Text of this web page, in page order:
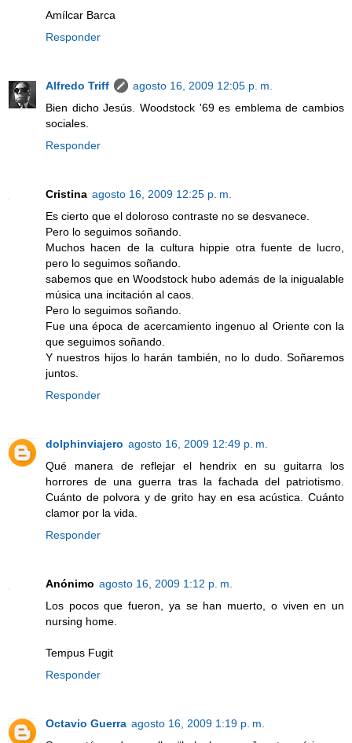
Amílcar Barca
Responder
Alfredo Triff
agosto 16, 2009 12:05 p. m.
Bien dicho Jesús. Woodstock '69 es emblema de cambios
sociales.
Responder
Cristina agosto 16, 2009 12:25 p. m.
Es cierto que el doloroso contraste no se desvanece.
Pero lo seguimos soñando.
Muchos hacen de la cultura hippie otra fuente de lucro,
pero lo seguimos soñando.
sabemos que en Woodstock hubo además de la inigualable
música una incitación al caos.
Pero lo seguimos soñando.
Fue una época de acercamiento ingenuo al Oriente con la
que seguimos soñando.
Y nuestros hijos lo harán también, no lo dudo. Soñaremos
juntos.
Responder
dolphinviajero agosto 16, 2009 12:49 p. m.
Qué manera de reflejar el hendrix en su guitarra los
horrores de una guerra tras la fachada del patriotismo.
Cuánto de polvora y de grito hay en esa acústica. Cuánto
clamor por la vida.
Responder
Anónimo agosto 16, 2009 1:12 p. m.
Los pocos que fueron, ya se han muerto, o viven en un
nursing home.
Tempus Fugit
Responder
Octavio Guerra agosto 16, 2009 1:19 p. m.